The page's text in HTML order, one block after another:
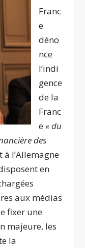
Franc
e
déno
nce
l’indi
gence
de la
Franc
e« du
des
l’Allemagne
en
aux médias
fixer une
majeure, les
la